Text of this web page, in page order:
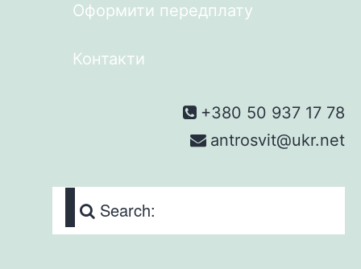
Оформити передплату
Контакти
+380 50 937 17 78
antrosvit@ukr.net
Search: